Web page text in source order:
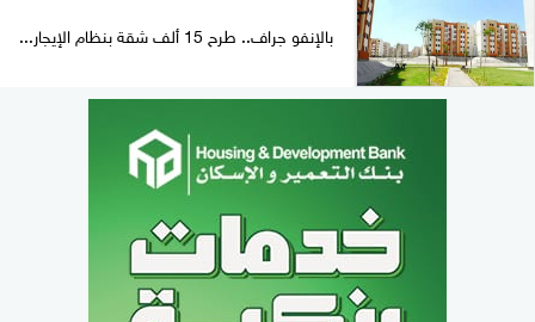
بالإنفو جراف.. طرح 15 ألف شقة بنظام الإيجار...